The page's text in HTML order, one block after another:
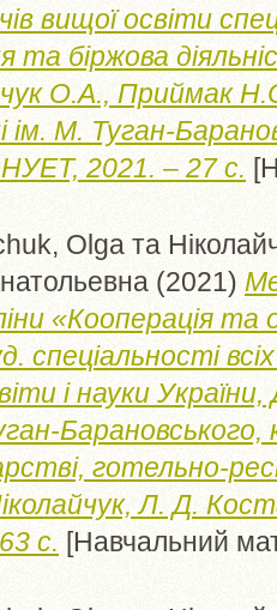
вищої освіти
та біржова
О.А., Приймак
ім. М. Туган-
2021. – 27 с.
Olga та
(2021)
«Кооперація та
спеціальності
і науки
готельно-
Л. Д.
с. [Навчальний